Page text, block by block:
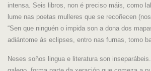
intensa. Seis libros, non é preciso máis, como
lume nas poetas mulleres que se recoñecen
“Sen que ninguén o impida son a dona dos
adiántome ás eclipses, entro nas furnas, tomo
Neses soños lingua e literatura son